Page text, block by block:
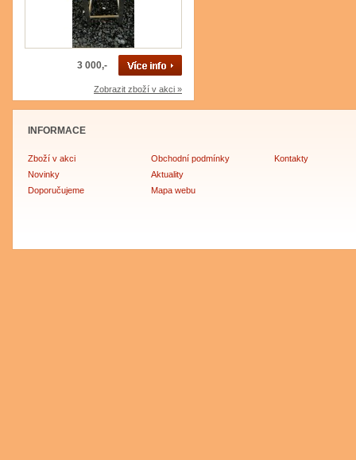
3 000,-
Zobrazit zboží v akci »
INFORMACE
Zboží v akci
Novinky
Doporučujeme
Obchodní podmínky
Aktuality
Mapa webu
Kontakty